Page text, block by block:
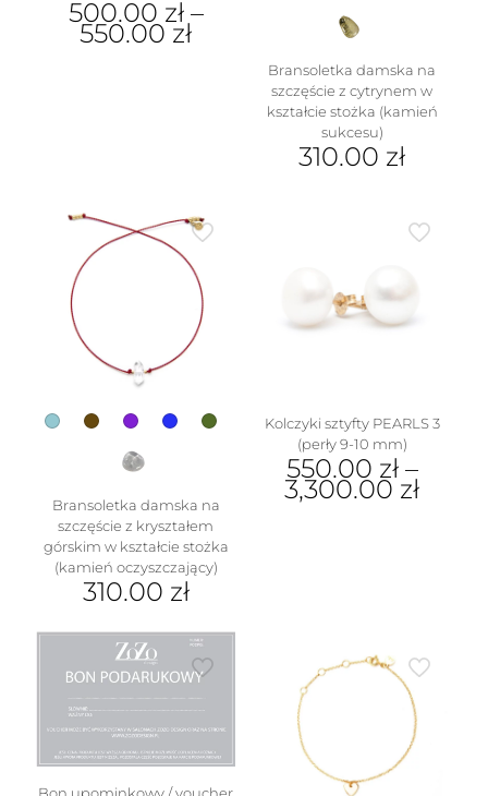
500.00 zł–
550.00 zł
na
stronie
produktu
Bransoletka damska na
szczęście z cytrynem w
kształcie stożka (kamień
sukcesu)
310.00 zł
Opcje
można
wybrać
Bransoletka damska na
szczęście z kryształem
górskim w kształcie stożka
(kamień oczyszczający)
310.00 zł
produkt
ma
wiele
można
wybrać
Kolczyki sztyfty PEARLS 3
(perły 9-10 mm)
550.00 zł–
3,300.00 zł
wybrać
produktu